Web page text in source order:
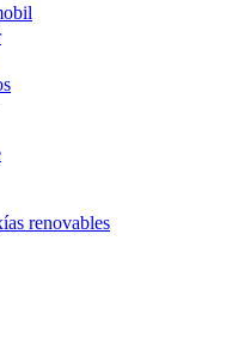
renovables